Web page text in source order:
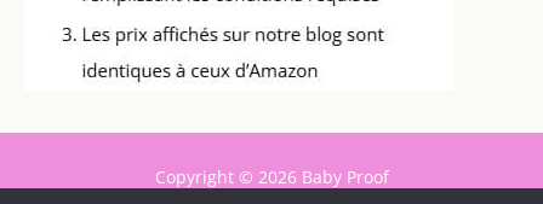
Copyright © 2026 Baby Proof